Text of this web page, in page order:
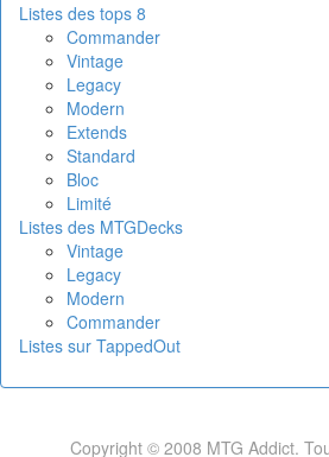
Listes des tops 8
Commander
Vintage
Legacy
Modern
Extends
Standard
Bloc
Limité
Listes des MTGDecks
Vintage
Legacy
Modern
Commander
Listes sur TappedOut
Copyright © 2008 MTG Addict.